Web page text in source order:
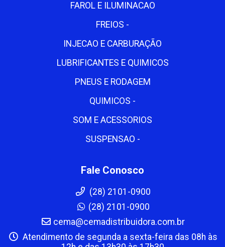
FAROL E ILUMINACAO
FREIOS -
INJECAO E CARBURAÇÃO
LUBRIFICANTES E QUIMICOS
PNEUS E RODAGEM
QUIMICOS -
SOM E ACESSORIOS
SUSPENSAO -
Fale Conosco
(28) 2101-0900
(28) 2101-0900
cema@cemadistribuidora.com.br
Atendimento de segunda a sexta-feira das 08h às